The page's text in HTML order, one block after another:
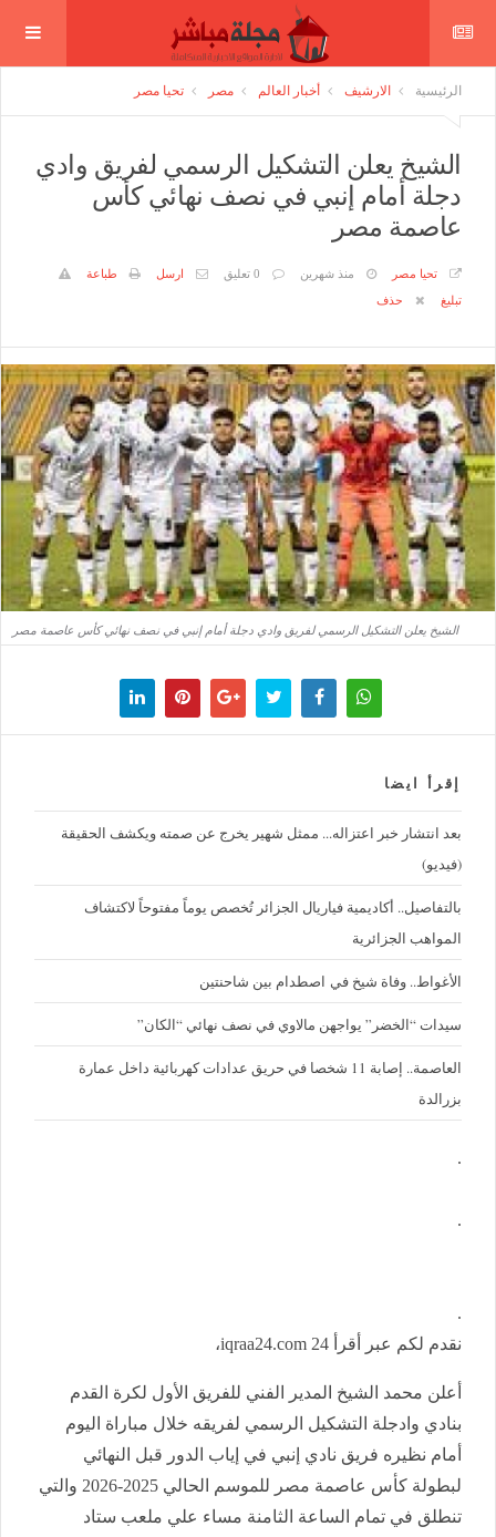
الرئيسية الارشيف أخبار العالم مصر تحيا مصر
الشيخ يعلن التشكيل الرسمي لفريق وادي
دجلة أمام إنبي في نصف نهائي كأس
عاصمة مصر
تحيا مصر منذ شهرين 0 تعليق ارسل
طباعة
تبليغ
حذف
الشيخ يعلن التشكيل الرسمي لفريق وادي دجلة أمام إنبي في نصف نهائي كأس عاصمة مصر
إقرأ ايضا
بعد انتشار خبر اعتزاله... ممثل شهير يخرج عن صمته ويكشف الحقيقة
(فيديو)
بالتفاصيل.. أكاديمية فياريال الجزائر تُخصص يوماً مفتوحاً لاكتشاف
المواهب الجزائرية
الأغواط.. وفاة شيخ في اصطدام بين شاحنتين
سيدات “الخضر” يواجهن مالاوي في نصف نهائي “الكان”
العاصمة.. إصابة 11 شخصا في حريق عدادات كهربائية داخل عمارة
بزرالدة
.
.
.
نقدم لكم عبر أقرأ 24 iqraa24.com،
أعلن محمد الشيخ المدير الفني للفريق الأول لكرة القدم
بنادي وادجلة التشكيل الرسمي لفريقه خلال مباراة اليوم
أمام نظيره فريق نادي إنبي في إياب الدور قبل النهائي
لبطولة كأس عاصمة مصر للموسم الحالي 2025-2026 والتي
تنطلق في تمام الساعة الثامنة مساء علي ملعب ستاد